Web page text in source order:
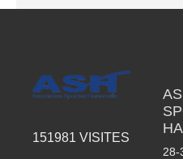
151981 VISITES
28-